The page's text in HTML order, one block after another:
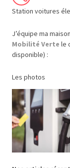
Station voitures
J’équipe ma
Mobilité Verte le
disponible) :
Les photos